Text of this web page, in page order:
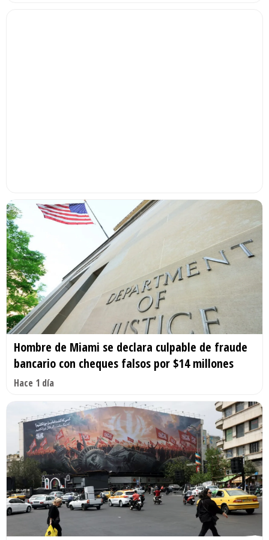
Hombre de Miami se declara culpable de fraude
bancario con cheques falsos por $14 millones
Hace 1 día